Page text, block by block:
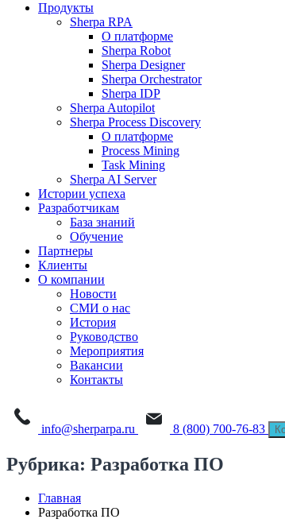
Продукты
Sherpa RPA
О платформе
Sherpa Robot
Sherpa Designer
Sherpa Orchestrator
Sherpa IDP
Sherpa Autopilot
Sherpa Process Discovery
О платформе
Process Mining
Task Mining
Sherpa AI Server
Истории успеха
Разработчикам
База знаний
Обучение
Партнеры
Клиенты
О компании
Новости
СМИ о нас
История
Руководство
Мероприятия
Вакансии
Контакты
info@sherparpa.ru 8 (800) 700-76-83
Рубрика: Разработка ПО
Главная
Разработка ПО